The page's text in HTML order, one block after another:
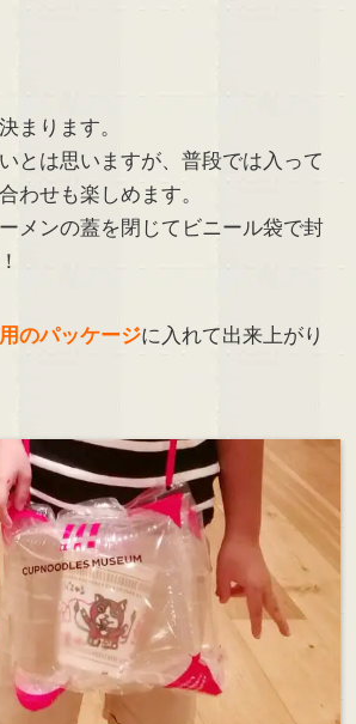
まります。
とは思いますが、普段では入って
わせも楽しめます。
メンの蓋を閉じてビニール袋で封
のパッケージに入れて出来上がり